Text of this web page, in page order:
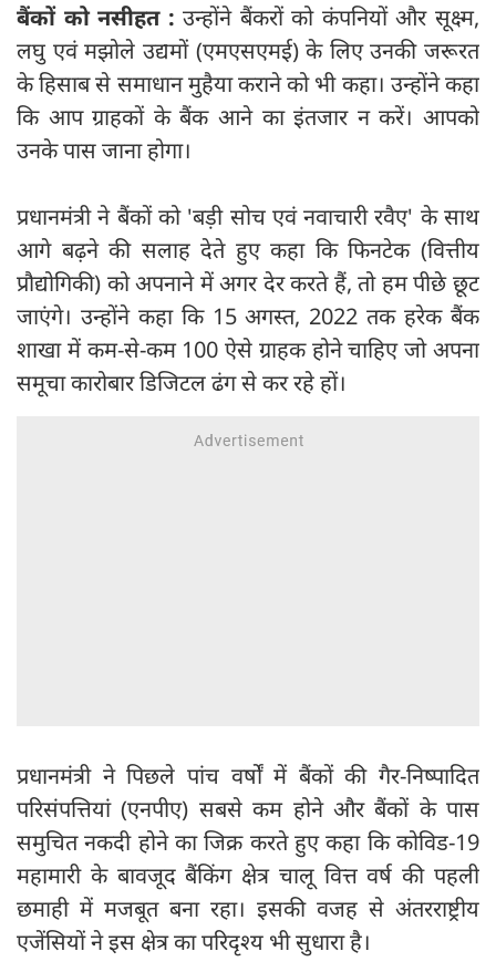
बैंकों को नसीहत :उन्होंने बैंकरों को कंपनियों और सूक्ष्म,
लघु एवं मझोले उद्यमों (एमएसएमई) के लिए उनकी जरूरत
के हिसाब से समाधान मुहैया कराने को भी कहा। उन्होंने कहा
कि आप ग्राहकों के बैंक आने का इंतजार न करें। आपको
उनके पास जाना होगा।
प्रधानमंत्री ने बैंकों को 'बड़ी सोच एवं नवाचारी रवैए' के साथ
आगे बढ़ने की सलाह देते हुए कहा कि फिनटेक (वित्तीय
प्रौद्योगिकी) को अपनाने में अगर देर करते हैं, तो हम पीछे छूट
जाएंगे। उन्होंने कहा कि 15 अगस्त, 2022 तक हरेक बैंक
शाखा में कम-से-कम 100 ऐसे ग्राहक होने चाहिए जो अपना
समूचा कारोबार डिजिटल ढंग से कर रहे हों।
प्रधानमंत्री ने पिछले पांच वर्षों में बैंकों की गैर-निष्पादित
परिसंपत्तियां (एनपीए) सबसे कम होने और बैंकों के पास
समुचित नकदी होने का जिक्र करते हुए कहा कि कोविड-19
महामारी के बावजूद बैंकिंग क्षेत्र चालू वित्त वर्ष की पहली
छमाही में मजबूत बना रहा। इसकी वजह से अंतरराष्ट्रीय
एजेंसियों ने इस क्षेत्र का परिदृश्य भी सुधारा है।